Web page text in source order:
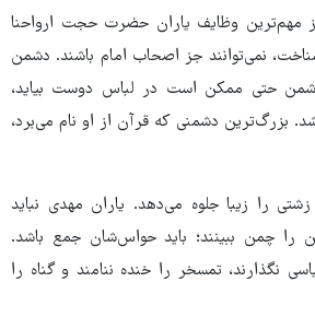
مهم‌ترین وظایف یاران حضرت حجت ارواحنا
نمی‌توانند جز اصحاب امام باشند. دشمن
حتی ممکن است در لباس دوست بیاید،
بزرگ‌ترین دشمنی که قرآن از او نام می‌برد،
را زیبا جلوه می‌دهد. یاران مهدی نباید
را چمن ببینند؛ باید حواس‌شان جمع باشد.
نگذارند، تمسخر را خنده ننامند و گناه را